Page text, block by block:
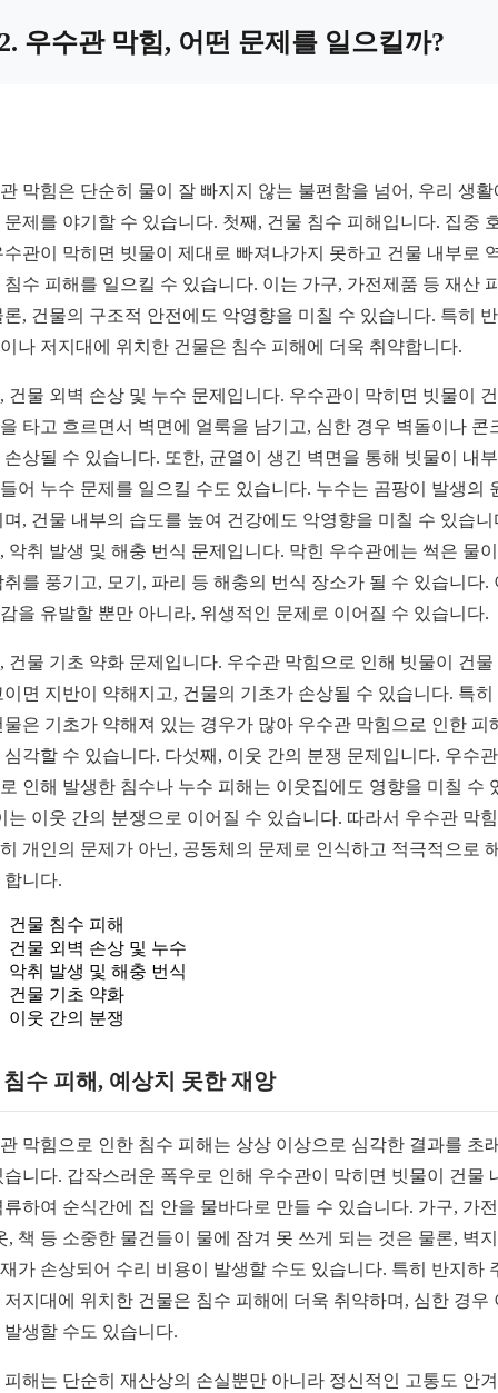
우수관 막힘, 어떤 문제를 일으킬까?
막힘은 단순히 물이 잘 빠지지 않는 불편함을 넘어, 우리 생활
문제를 야기할 수 있습니다. 첫째, 건물 침수 피해입니다. 집중
수관이 막히면 빗물이 제대로 빠져나가지 못하고 건물 내부로
침수 피해를 일으킬 수 있습니다. 이는 가구, 가전제품 등 재산
론, 건물의 구조적 안전에도 악영향을 미칠 수 있습니다. 특히
나 저지대에 위치한 건물은 침수 피해에 더욱 취약합니다.
건물 외벽 손상 및 누수 문제입니다. 우수관이 막히면 빗물이
타고 흐르면서 벽면에 얼룩을 남기고, 심한 경우 벽돌이나 콘
손상될 수 있습니다. 또한, 균열이 생긴 벽면을 통해 빗물이 내
어 누수 문제를 일으킬 수도 있습니다. 누수는 곰팡이 발생의
며, 건물 내부의 습도를 높여 건강에도 악영향을 미칠 수 있습니
악취 발생 및 해충 번식 문제입니다. 막힌 우수관에는 썩은 물
취를 풍기고, 모기, 파리 등 해충의 번식 장소가 될 수 있습니다.
을 유발할 뿐만 아니라, 위생적인 문제로 이어질 수 있습니다.
건물 기초 약화 문제입니다. 우수관 막힘으로 인해 빗물이 건물
이면 지반이 약해지고, 건물의 기초가 손상될 수 있습니다. 특히
물은 기초가 약해져 있는 경우가 많아 우수관 막힘으로 인한 피
심각할 수 있습니다. 다섯째, 이웃 간의 분쟁 문제입니다. 우수
인해 발생한 침수나 누수 피해는 이웃집에도 영향을 미칠 수
는 이웃 간의 분쟁으로 이어질 수 있습니다. 따라서 우수관 막
개인의 문제가 아닌, 공동체의 문제로 인식하고 적극적으로
합니다.
건물 침수 피해
건물 외벽 손상 및 누수
악취 발생 및 해충 번식
건물 기초 약화
이웃 간의 분쟁
침수 피해, 예상치 못한 재앙
막힘으로 인한 침수 피해는 상상 이상으로 심각한 결과를 초
습니다. 갑작스러운 폭우로 인해 우수관이 막히면 빗물이 건물
류하여 순식간에 집 안을 물바다로 만들 수 있습니다. 가구, 가
, 책 등 소중한 물건들이 물에 잠겨 못 쓰게 되는 것은 물론, 벽
가 손상되어 수리 비용이 발생할 수도 있습니다. 특히 반지하
저지대에 위치한 건물은 침수 피해에 더욱 취약하며, 심한 경우
발생할 수도 있습니다.
피해는 단순히 재산상의 손실뿐만 아니라 정신적인 고통도 안